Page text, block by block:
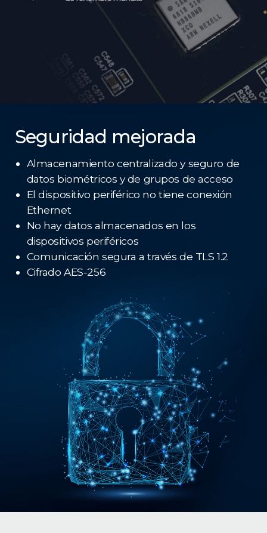
Seguridad mejorada
Almacenamiento centralizado y seguro de
datos biométricos y de grupos de acceso
El dispositivo periférico no tiene conexión
Ethernet
No hay datos almacenados en los
dispositivos periféricos
Comunicación segura a través de TLS 1.2
Cifrado AES-256